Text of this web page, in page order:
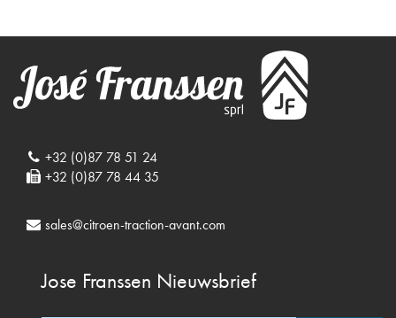
+32 (0)87 78 51 24
+32 (0)87 78 44 35
sales@citroen-traction-avant.com
Jose Franssen Nieuwsbrief